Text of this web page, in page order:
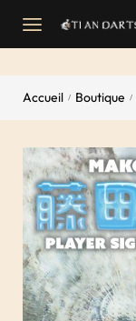
Accueil / Boutique /